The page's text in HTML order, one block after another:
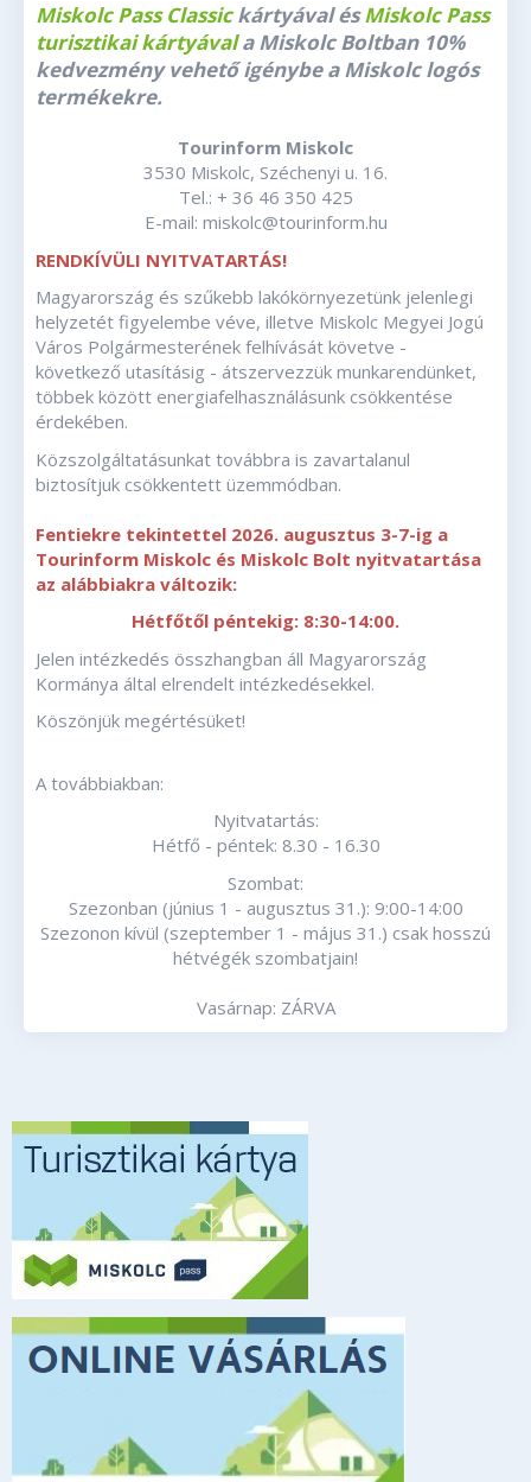
Miskolc Pass Classickártyával ésMiskolc Pass
turisztikai kártyávala Miskolc Boltban 10%
kedvezmény vehető igénybe a Miskolc logós
termékekre.
Tourinform Miskolc
3530 Miskolc, Széchenyi u. 16.
Tel.: + 36 46 350 425
E-mail: miskolc@tourinform.hu
RENDKÍVÜLI NYITVATARTÁS!
Magyarország és szűkebb lakókörnyezetünk jelenlegi
helyzetét figyelembe véve, illetve Miskolc Megyei Jogú
Város Polgármesterének felhívását követve -
következő utasításig - átszervezzük munkarendünket,
többek között energiafelhasználásunk csökkentése
érdekében.
Közszolgáltatásunkat továbbra is zavartalanul
biztosítjuk csökkentett üzemmódban.
Fentiekre tekintettel 2026. augusztus 3-7-ig a
Tourinform Miskolc és Miskolc Bolt nyitvatartása
az alábbiakra változik:
Hétfőtől péntekig: 8:30-14:00.
Jelen intézkedés összhangban áll Magyarország
Kormánya által elrendelt intézkedésekkel.
Köszönjük megértésüket!
A továbbiakban:
Nyitvatartás:
Hétfő - péntek: 8.30 - 16.30
Szombat:
Szezonban (június 1 - augusztus 31.): 9:00-14:00
Szezonon kívül (szeptember 1 - május 31.) csak hosszú
hétvégék szombatjain!
Vasárnap: ZÁRVA